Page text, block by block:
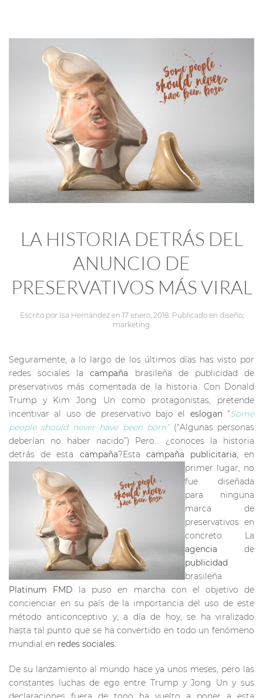
LA HISTORIA DETRÁS DEL
ANUNCIO DE
PRESERVATIVOS MÁS VIRAL
Escrito por Isa Hernándezen 17 enero, 2018 . Publicado en diseño,
marketing
Seguramente, a lo largo de los últimos días has visto por
redes sociales lacampaña brasileña de publicidad de
preservativos más comentada de la historia. Con Donald
Trump y Kim Jong Un como protagonistas, pretende
incentivar al uso de preservativo bajo el eslogan “Some
people should never have been born” (“Algunas personas
deberían no haber nacido”) Pero… ¿conoces la historia
detrás de esta campaña?Esta campaña publicitaria, en
primer lugar, no
fue diseñada
para ninguna
marca de
preservativos en
concreto. La
agencia de
publicidad
brasileña
Platinum FMD la puso en marcha con el objetivo de
concienciar en su país de la importancia del uso de este
método anticonceptivo y, a día de hoy, se ha viralizado
hasta tal punto que se ha convertido en todo un fenómeno
mundial en redes sociales.
De su lanzamiento al mundo hace ya unos meses, pero las
constantes luchas de ego entre Trump y Jong Un y sus